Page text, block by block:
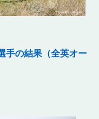
手の結果（全英オー